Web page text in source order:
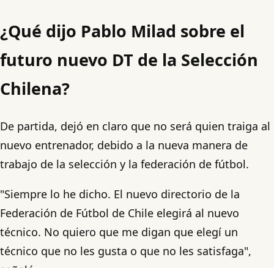
¿Qué dijo Pablo Milad sobre el
futuro nuevo DT de la Selección
Chilena?
De partida, dejó en claro que no será quien traiga al
nuevo entrenador, debido a la nueva manera de
trabajo de la selección y la federación de fútbol.
"Siempre lo he dicho. El nuevo directorio de la
Federación de Fútbol de Chile elegirá al nuevo
técnico. No quiero que me digan que elegí un
técnico que no les gusta o que no les satisfaga",